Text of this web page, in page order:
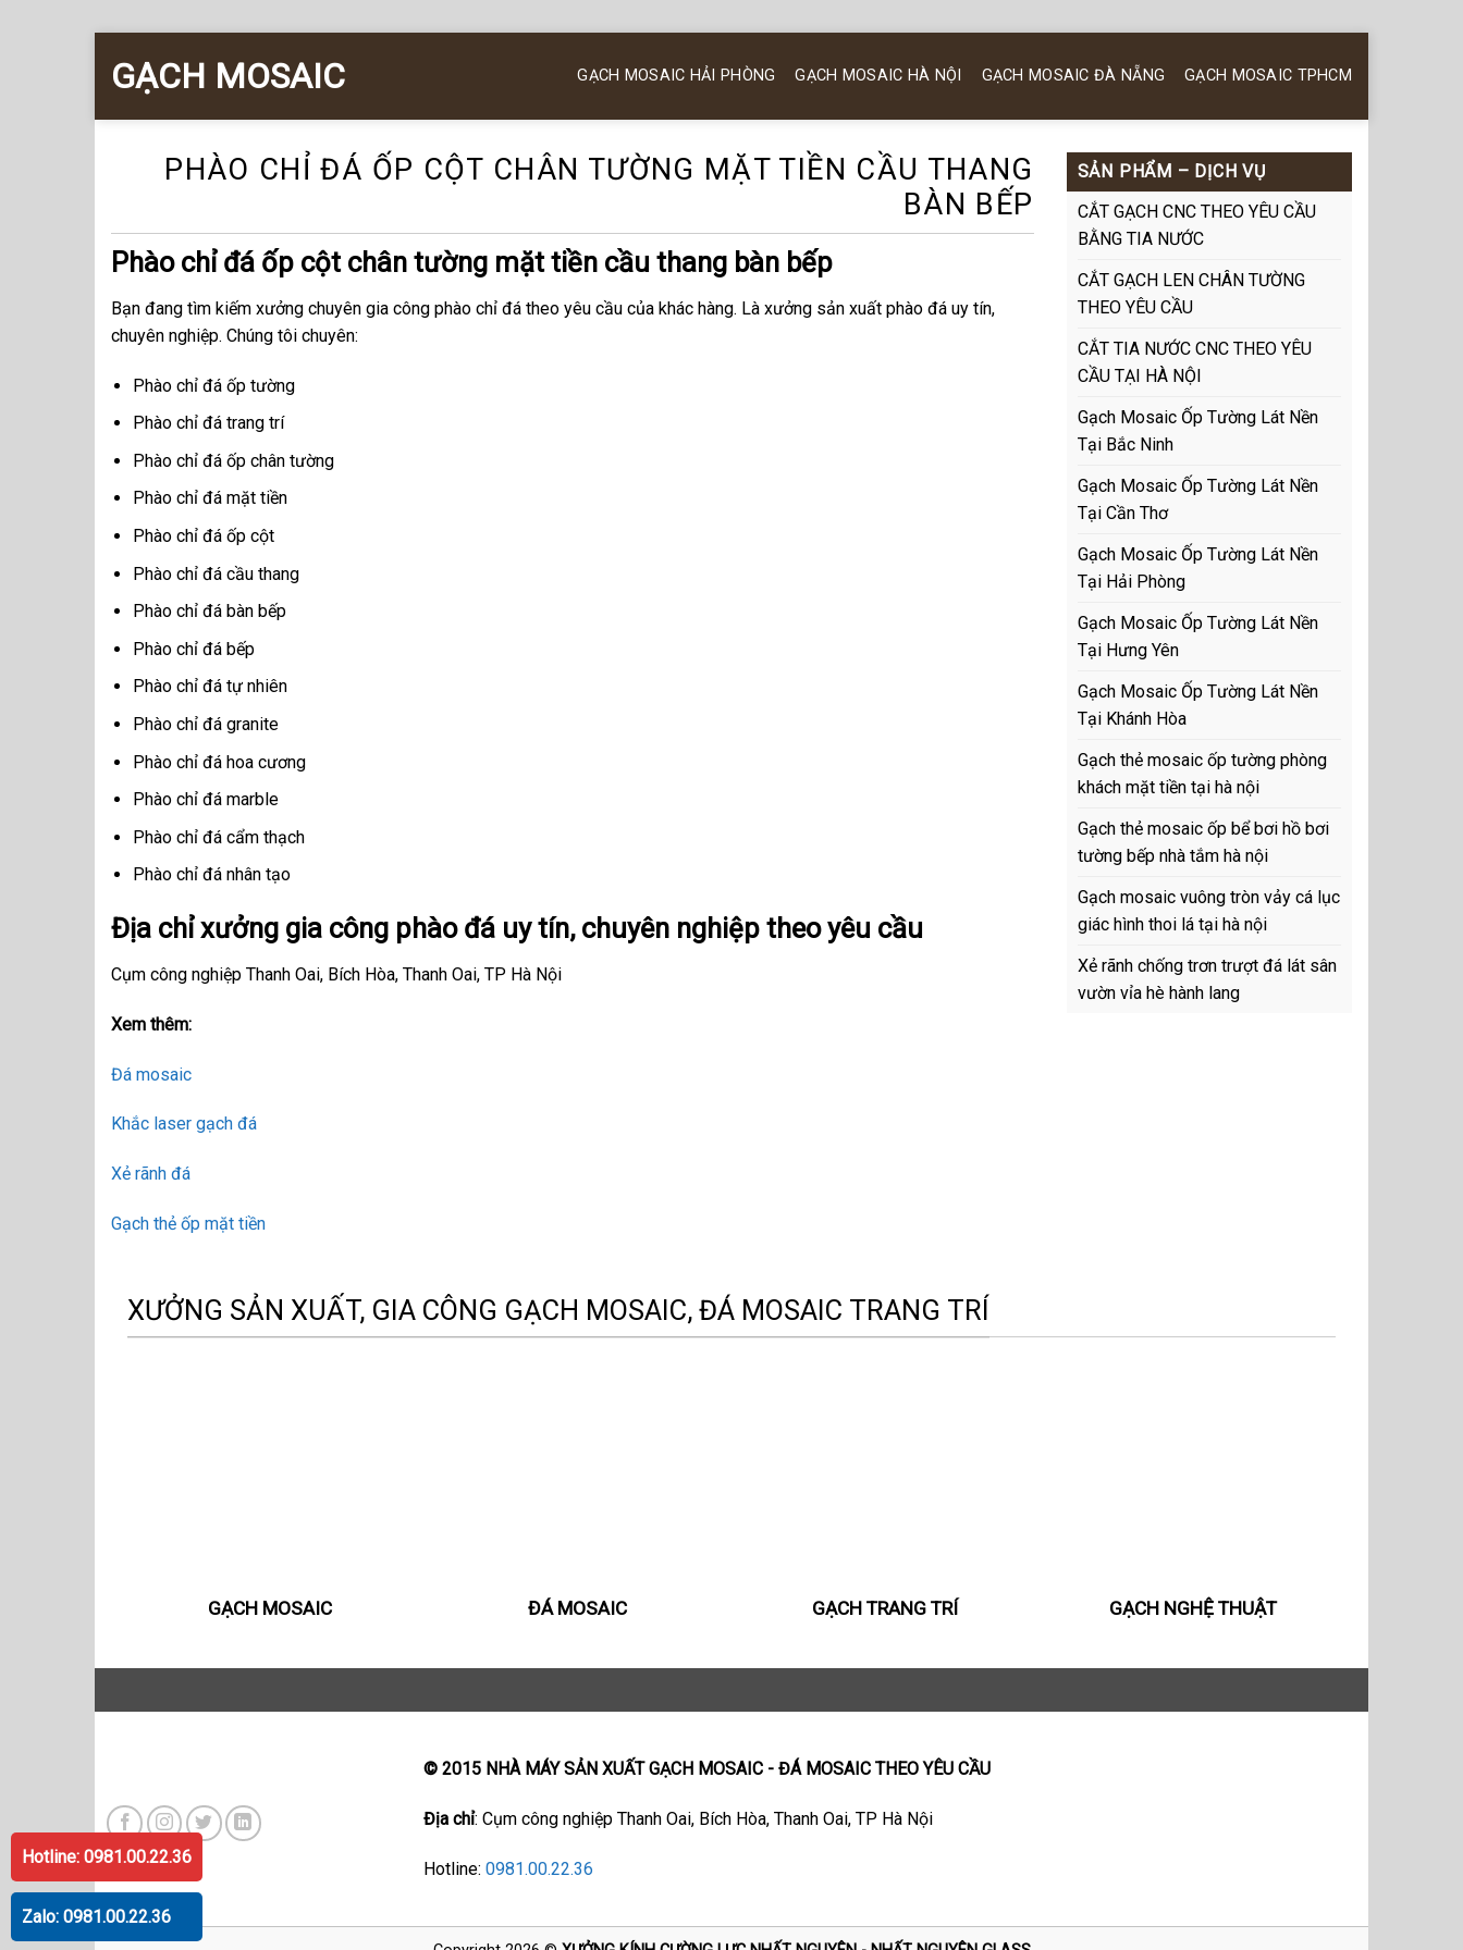
đến
dung
GẠCH MOSAIC GẠCH MOSAIC HẢI PHÒNG GẠCH MOSAIC HÀ NỘI GẠCH MOSAIC ĐÀ NẴNG GẠCH MOSAIC TPHCM
PHÀO CHỈ ĐÁ ỐP CỘT CHÂN TƯỜNG MẶT TIỀN CẦU THANG
BÀN BẾP
Phào chỉ đá ốp cột chân tường mặt tiền cầu thang bàn bếp
Bạn đang tìm kiếm xưởng chuyên gia công phào chỉ đá theo yêu cầu của khác hàng. Là xưởng sản xuất phào đá uy tín,
chuyên nghiệp. Chúng tôi chuyên:
Phào chỉ đá ốp tường
Phào chỉ đá trang trí
Phào chỉ đá ốp chân tường
Phào chỉ đá mặt tiền
Phào chỉ đá ốp cột
Phào chỉ đá cầu thang
Phào chỉ đá bàn bếp
Phào chỉ đá bếp
Phào chỉ đá tự nhiên
Phào chỉ đá granite
Phào chỉ đá hoa cương
Phào chỉ đá marble
Phào chỉ đá cẩm thạch
Phào chỉ đá nhân tạo
Địa chỉ xưởng gia công phào đá uy tín, chuyên nghiệp theo yêu cầu
Cụm công nghiệp Thanh Oai, Bích Hòa, Thanh Oai, TP Hà Nội
Xem thêm:
Đá mosaic
Khắc laser gạch đá
Xẻ rãnh đá
Gạch thẻ ốp mặt tiền
SẢN PHẨM – DỊCH VỤ
CẮT GẠCH CNC THEO YÊU CẦU
BẰNG TIA NƯỚC
CẮT GẠCH LEN CHÂN TƯỜNG
THEO YÊU CẦU
CẮT TIA NƯỚC CNC THEO YÊU
CẦU TẠI HÀ NỘI
Gạch Mosaic Ốp Tường Lát Nền
Tại Bắc Ninh
Gạch Mosaic Ốp Tường Lát Nền
Tại Cần Thơ
Gạch Mosaic Ốp Tường Lát Nền
Tại Hải Phòng
Gạch Mosaic Ốp Tường Lát Nền
Tại Hưng Yên
Gạch Mosaic Ốp Tường Lát Nền
Tại Khánh Hòa
Gạch thẻ mosaic ốp tường phòng
khách mặt tiền tại hà nội
Gạch thẻ mosaic ốp bể bơi hồ bơi
tường bếp nhà tắm hà nội
Gạch mosaic vuông tròn vảy cá lục
giác hình thoi lá tại hà nội
Xẻ rãnh chống trơn trượt đá lát sân
vườn vỉa hè hành lang
XƯỞNG SẢN XUẤT, GIA CÔNG GẠCH MOSAIC, ĐÁ MOSAIC TRANG TRÍ
GẠCH MOSAIC ĐÁ MOSAIC GẠCH TRANG TRÍ GẠCH NGHỆ THUẬT
© 2015 NHÀ MÁY SẢN XUẤT GẠCH MOSAIC - ĐÁ MOSAIC THEO YÊU CẦU
Địa chỉ: Cụm công nghiệp Thanh Oai, Bích Hòa, Thanh Oai, TP Hà Nội
Hotline:0981.00.22.36
Hotline: 0981.00.22.36
Zalo: 0981.00.22.36